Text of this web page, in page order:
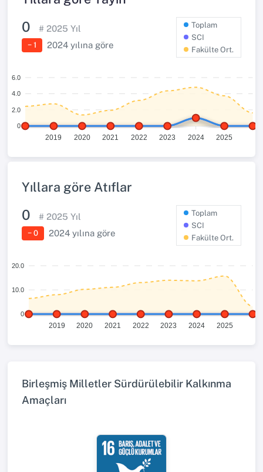
0 # 2025 Yıl
− 1 2024 yılına göre
Toplam
SCI
Fakülte Ort.
6.0
4.0
2.0
0
2019 2020 2021 2022 2023 2024 2025
Yıllara göre Atıflar
0 # 2025 Yıl
− 0 2024 yılına göre
Toplam
SCI
Fakülte Ort.
20.0
10.0
0
2019 2020 2021 2022 2023 2024 2025
Birleşmiş Milletler Sürdürülebilir Kalkınma
Amaçları